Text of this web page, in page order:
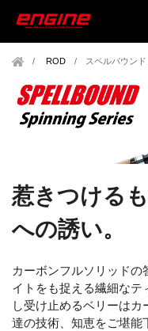
ROD / スペルバウン
惹きつける
への誘い。
カーボンフルソリッド
イトをも捉える繊細なテ
し受け止めるベリーは
達の技術、知恵をご堪能